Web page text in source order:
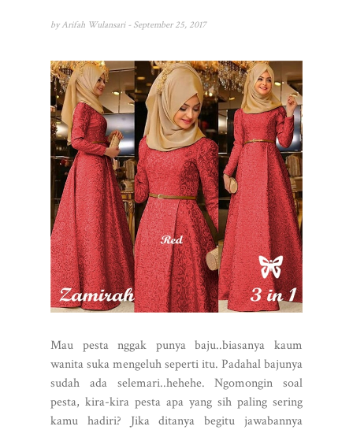
by Arifah Wulansari - September 25, 2017
Mau pesta nggak punya baju..biasanya kaum
wanita suka mengeluh seperti itu. Padahal bajunya
sudah ada selemari..hehehe. Ngomongin soal
pesta, kira-kira pesta apa yang sih paling sering
kamu hadiri? Jika ditanya begitu jawabannya